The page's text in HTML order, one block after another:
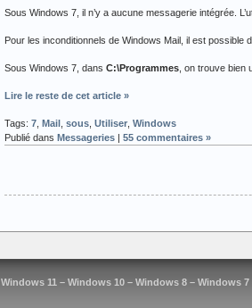
Sous Windows 7, il n’y a aucune messagerie intégrée.
Pour les inconditionnels de Windows Mail, il est possible
Sous Windows 7, dans C:\Programmes , on trouve bien
Lire le reste de cet article »
Tags: 7 Mail sous Utiliser Windows
Publié dans Messageries | 55 commentaires »
Windows 11 – Windows 10 – Windows 8 – Windows 7